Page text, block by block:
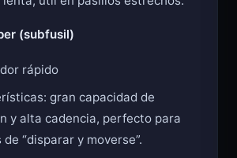
(subfusil)
rápido
gran capacidad de
y alta cadencia, perfecto para
“disparar y moverse”.